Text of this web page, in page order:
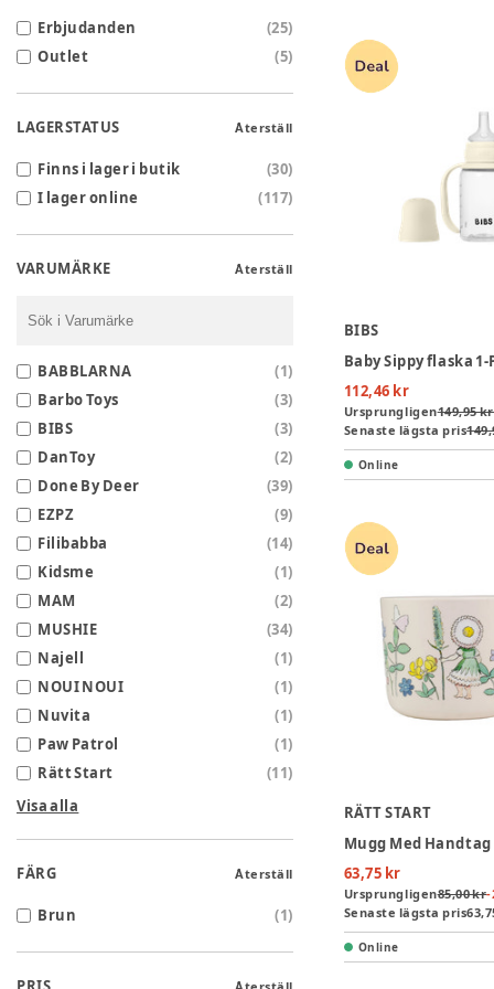
Erbjudanden (25)
Outlet
(5)
LAGERSTATUS Återställ
Finns i lager i butik (30)
I lager online
(117)
VARUMÄRKE Återställ
BABBLARNA (1)
Barbo Toys
(3)
BIBS
(3)
DanToy
(2)
Done By Deer
(39)
EZPZ
(9)
Filibabba
(14)
Kidsme
(1)
MAM
(2)
MUSHIE
(34)
Najell
(1)
NOUI NOUI
(1)
Nuvita
(1)
Paw Patrol
(1)
Rätt Start
(11)
Visa alla
FÄRG Återställ
Brun (1)
Återställ
BIBS
112,46 kr
Ursprungligen149,95 kr
Senaste lägsta pris
Online
RÄTT START
63,75 kr
Ursprungligen85,00 kr-
Senaste lägsta pris
Online